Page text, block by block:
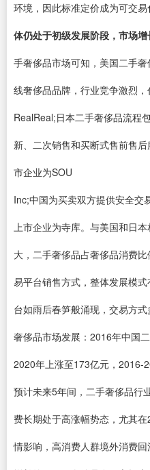
环境，因此标准定价成为可交易
体仍处于初级发展阶段，市场
手奢侈品市场可知，美国二手
线奢侈品品牌，行业竞争激烈
RealReal;日本二手奢侈品流程
新、二次销售和买断式售前售
市企业为SOU
Inc;中国为买卖双方提供安全交
上市企业为寺库。与美国和日
大，二手奢侈品占奢侈品消费
易平台销售方式，整体发展模
台如雨后春笋般涌现，交易方
奢侈品市场发展：2016年中国
2020年上涨至173亿元，2016-
预计未来5年间，二手奢侈品行
费长期处于高涨幅势态，尤其
情影响，高消费人群境外消费